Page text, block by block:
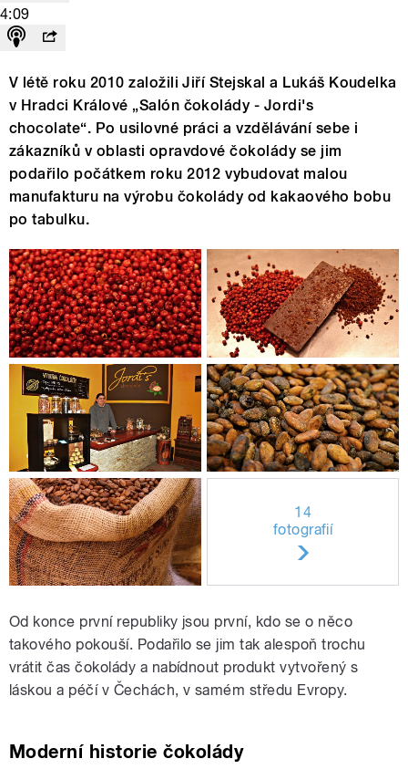
4:09
V létě roku 2010 založili Jiří Stejskal a Lukáš Koudelka
v Hradci Králové „Salón čokolády - Jordi's
chocolate“. Po usilovné práci a vzdělávání sebe i
zákazníků v oblasti opravdové čokolády se jim
podařilo počátkem roku 2012 vybudovat malou
manufakturu na výrobu čokolády od kakaového bobu
po tabulku.
14
fotografií
Od konce první republiky jsou první, kdo se o něco
takového pokouší. Podařilo se jim tak alespoň trochu
vrátit čas čokolády a nabídnout produkt vytvořený s
láskou a péčí v Čechách, v samém středu Evropy.
Moderní historie čokolády